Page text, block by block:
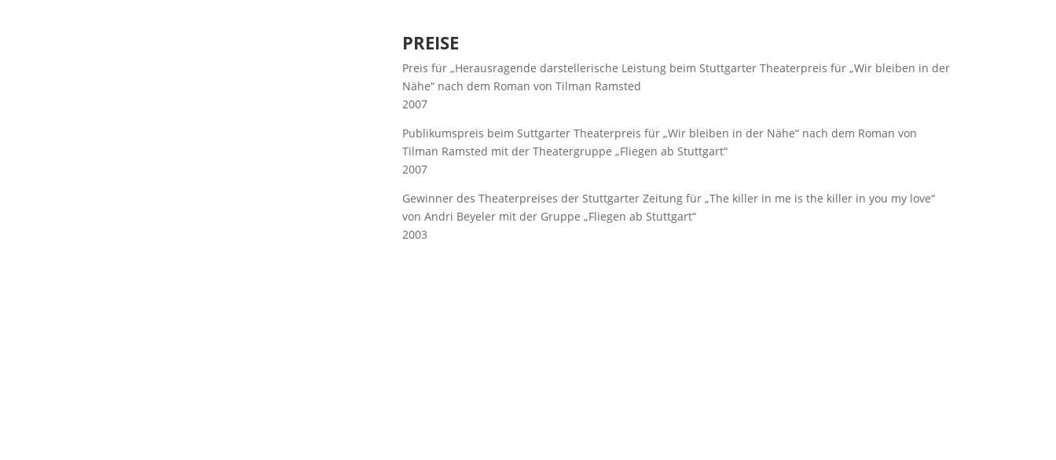
PREISE
Preis für „Herausragende darstellerische Leistung beim Stuttgarter Theaterpreis für „Wir bleiben in der
Nähe“ nach dem Roman von Tilman Ramsted
2007
Publikumspreis beim Suttgarter Theaterpreis für „Wir bleiben in der Nähe“ nach dem Roman von
Tilman Ramsted mit der Theatergruppe „Fliegen ab Stuttgart“
2007
Gewinner des Theaterpreises der Stuttgarter Zeitung für „The killer in me is the killer in you my love“
von Andri Beyeler mit der Gruppe „Fliegen ab Stuttgart“
2003